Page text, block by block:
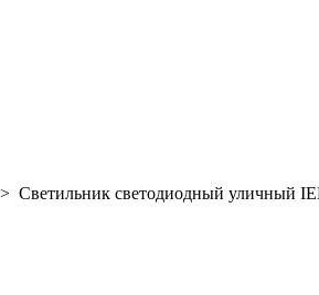
> Светильник светодиодный уличный